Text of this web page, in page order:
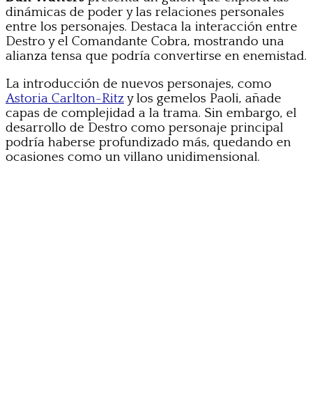
dinámicas de poder y las relaciones personales
entre los personajes. Destaca la interacción entre
Destro y el Comandante Cobra, mostrando una
alianza tensa que podría convertirse en enemistad.
La introducción de nuevos personajes, como
Astoria Carlton-Ritzy los gemelos Paoli, añade
capas de complejidad a la trama. Sin embargo, el
desarrollo de Destro como personaje principal
podría haberse profundizado más, quedando en
ocasiones como un villano unidimensional.